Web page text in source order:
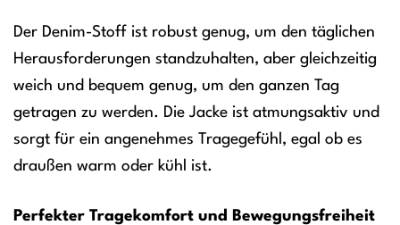
Der Denim-Stoff ist robust genug, um den täglichen
Herausforderungen standzuhalten, aber gleichzeitig
weich und bequem genug, um den ganzen Tag
getragen zu werden. Die Jacke ist atmungsaktiv und
sorgt für ein angenehmes Tragegefühl, egal ob es
draußen warm oder kühl ist.
Perfekter Tragekomfort und Bewegungsfreiheit